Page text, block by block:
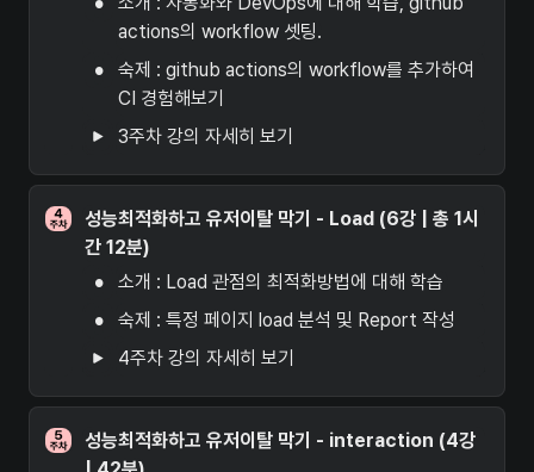
actions의 workflow 셋팅.
•
숙제 : github actions의 workflow를 추가하여
CI 경험해보기
3주차 강의 자세히 보기
성능최적화하고 유저이탈 막기 - Load (6강 | 총 1시
간 12분)
• 소개 : Load 관점의 최적화방법에 대해 학습
•
숙제 : 특정 페이지 load 분석 및 Report 작성
4주차 강의 자세히 보기
성능최적화하고 유저이탈 막기 - interaction (4강